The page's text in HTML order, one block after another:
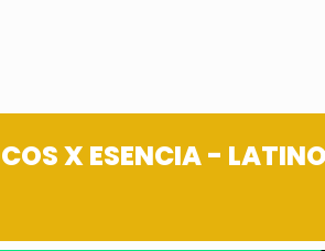
X ESENCIA -